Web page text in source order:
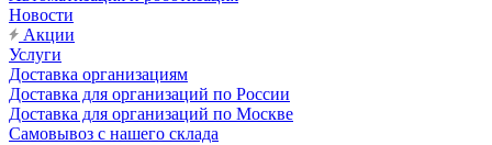
Новости
Акции
Услуги
Доставка организациям
Доставка для организаций по России
Доставка для организаций по Москве
Самовывоз с нашего склада